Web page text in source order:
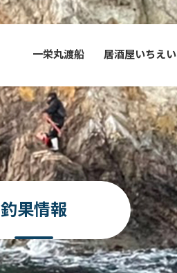
一栄丸渡船 居酒屋いちえい
釣果情報